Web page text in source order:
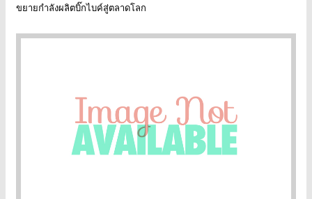
ขยายกำลังผลิตบิ๊กไบค์สู่ตลาดโลก